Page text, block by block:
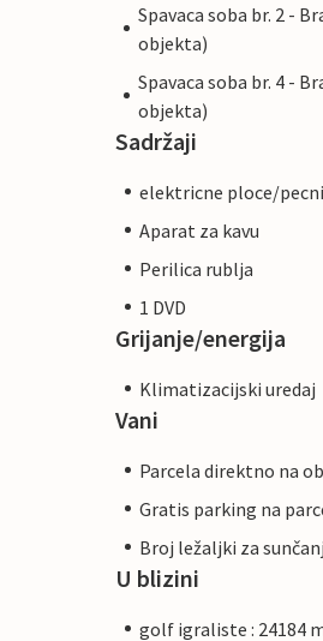
Spavaca soba br. 2 -
objekta)
Spavaca soba br. 4 -
objekta)
Sadržaji
elektricne ploce/
Aparat za kavu
Perilica rublja
1 DVD
Grijanje/energija
Klimatizacijski uredaj
Vani
Parcela direktno na
Gratis parking na
Broj ležaljki za
U blizini
golf igraliste : 24184